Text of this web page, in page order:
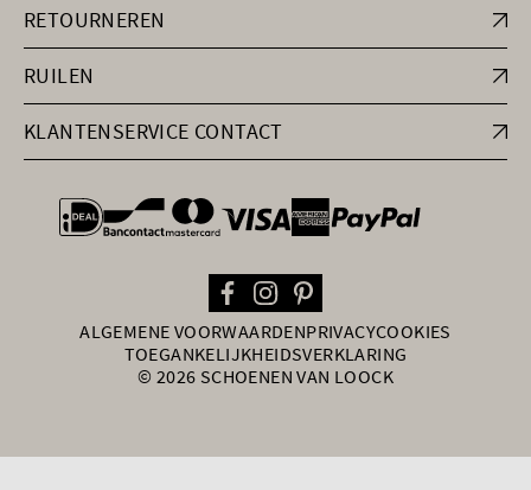
RETOURNEREN
RUILEN
KLANTENSERVICE CONTACT
general.paymentOptions
ALGEMENE VOORWAARDENPRIVACYCOOKIES
TOEGANKELIJKHEIDSVERKLARING
© 2026 SCHOENEN VAN LOOCK